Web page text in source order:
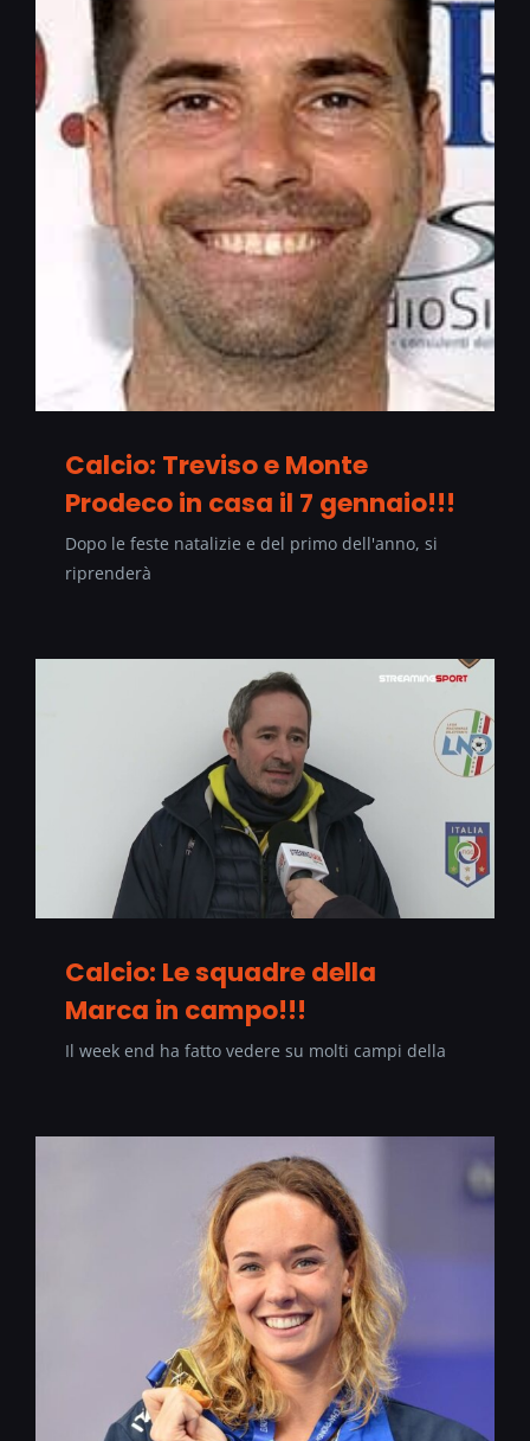
Calcio: Treviso e Monte
Prodeco in casa il 7 gennaio!!!
Dopo le feste natalizie e del primo dell'anno, si
riprenderà
Calcio: Le squadre della
Marca in campo!!!
Il week end ha fatto vedere su molti campi della